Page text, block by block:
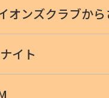
オンズクラブか
イト